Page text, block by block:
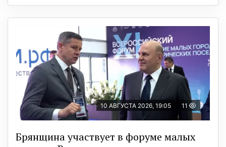
10 АВГУСТА 2026, 19:05 11
Брянщина участвует в форуме малых